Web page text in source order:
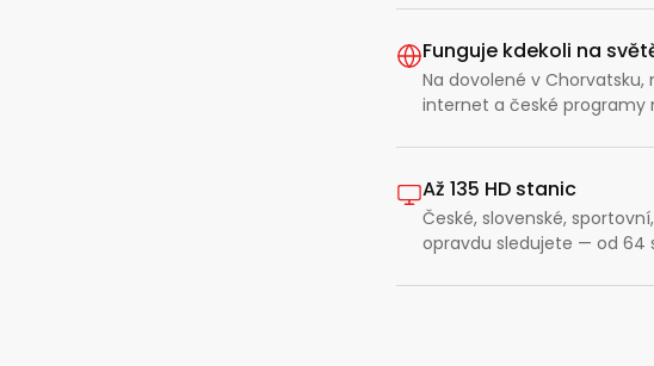
Funguje kdekoli na
Na dovolené v
internet a české programy
Až 135 HD stanic
České, slovenské,
opravdu sledujete — od 64